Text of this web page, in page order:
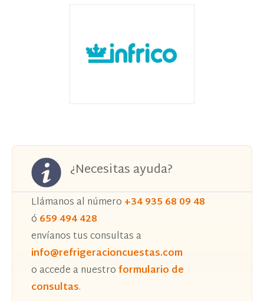
¿Necesitas ayuda?
Llámanos al número +34 935 68 09 48
ó 659 494 428
envíanos tus consultas a
info@refrigeracioncuestas.com
o accede a nuestroformulario de
consultas.